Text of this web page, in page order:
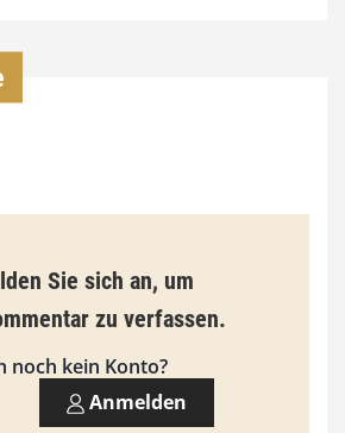
€
i
s
9
Sie sich an, um
zu verfassen.
noch kein Konto?
Anmelden